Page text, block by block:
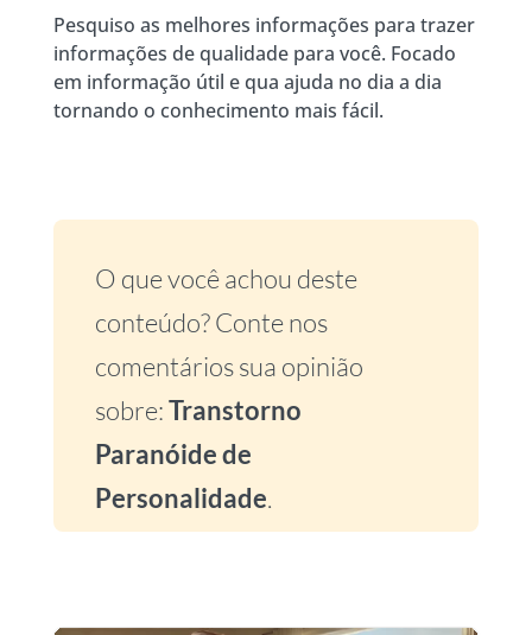
Pesquiso as melhores informações para trazer
informações de qualidade para você. Focado
em informação útil e qua ajuda no dia a dia
tornando o conhecimento mais fácil.
O que você achou deste
conteúdo? Conte nos
comentários sua opinião
sobre:Transtorno
Paranóide de
Personalidade.